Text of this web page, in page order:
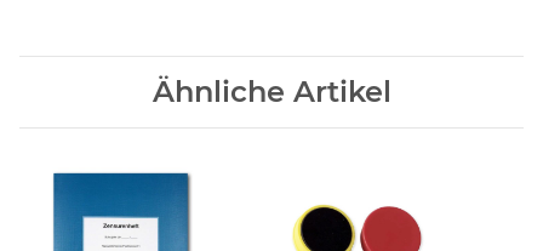
Ähnliche Artikel